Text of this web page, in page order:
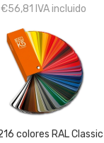
€56,81 IVA incluido
colores RAL Classic